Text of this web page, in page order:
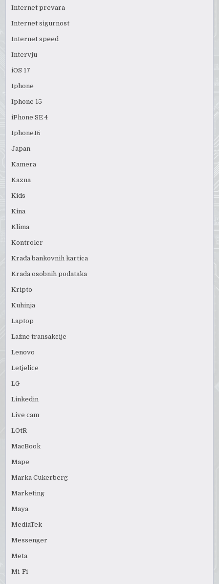
Internet prevara
Internet sigurnost
Internet speed
Intervju
iOS 17
Iphone
Iphone 15
iPhone SE 4
Iphone15
Japan
Kamera
Kazna
Kids
Kina
Klima
Kontroler
Krađa bankovnih kartica
Krađa osobnih podataka
Kripto
Kuhinja
Laptop
Lažne transakcije
Lenovo
Letjelice
LG
Linkedin
Live cam
LOtR
MacBook
Mape
Marka Cukerberg
Marketing
Maya
MediaTek
Messenger
Meta
Mi-Fi